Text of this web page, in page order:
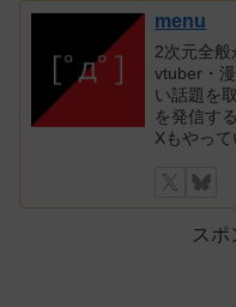
menu
2次元全般
vtuber・
い話題を
を発信す
Xもやっ
スポ